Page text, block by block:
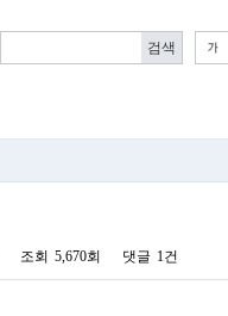
조회 5,670회 댓글 1건